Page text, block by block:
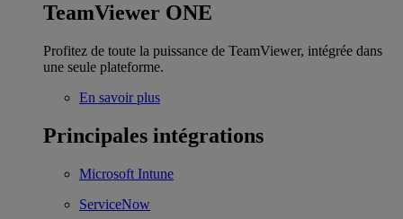
TeamViewer ONE
Profitez de toute la puissance de TeamViewer, intégrée dans
une seule plateforme.
En savoir plus
Principales intégrations
Microsoft Intune
ServiceNow